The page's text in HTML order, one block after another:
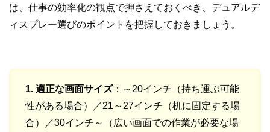
は、仕事の効率化の観点で押さえておくべき、デュアルデ
ィスプレー選びのポイントを把握しておきましょう。
1. 適正な画面サイズ：～20インチ（持ち運ぶ可能
性がある場合）／21～27インチ（机に固定する場
合）／30インチ～（広い画面での作業が必要な場